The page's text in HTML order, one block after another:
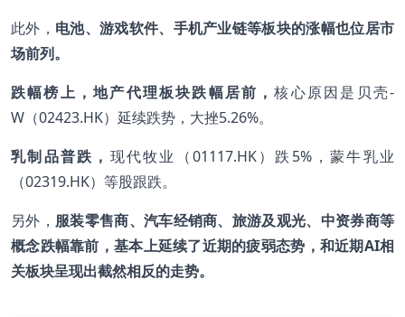
此外， 电池、游戏软件、手机产业链等板块的涨幅也位居市
场前列。
跌幅榜上，地产代理板块跌幅居前，核心原因是贝壳-
W（02423.HK）延续跌势，大挫5.26%。
乳制品普跌， 现代牧业（01117.HK）跌5%，蒙牛乳业
（02319.HK）等股跟跌。
另外， 服装零售商、汽车经销商、旅游及观光、中资券商等
概念跌幅靠前，基本上延续了近期的疲弱态势，和近期AI相
关板块呈现出截然相反的走势。